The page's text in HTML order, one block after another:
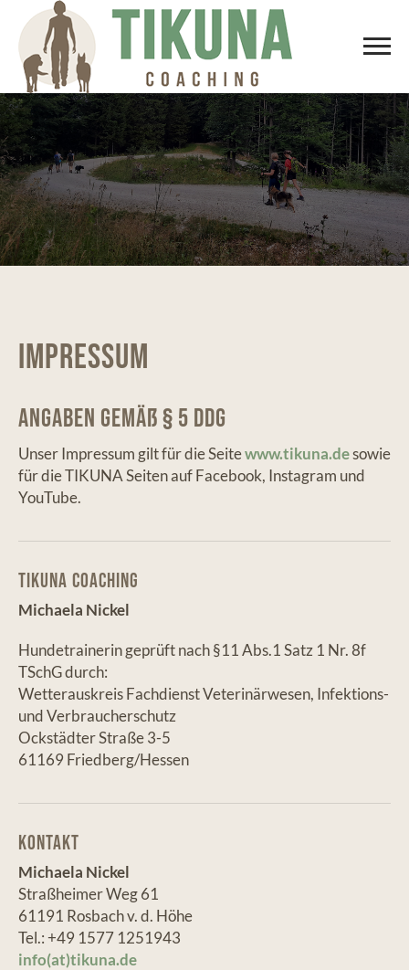
Impressum
Angaben gemäß § 5 DDG
Unser Impressum gilt für die Seitewww.tikuna.desowie
für die TIKUNA Seiten auf Facebook, Instagram und
YouTube.
Tikuna Coaching
Michaela Nickel
Hundetrainerin geprüft nach §11 Abs.1 Satz 1 Nr. 8f
TSchG durch:
Wetterauskreis Fachdienst Veterinärwesen, Infektions-
und Verbraucherschutz
Ockstädter Straße 3-5
61169 Friedberg/Hessen
Kontakt
Michaela Nickel
Straßheimer Weg 61
61191 Rosbach v. d. Höhe
Tel.: +49 1577 1251943
info(at)tikuna.de